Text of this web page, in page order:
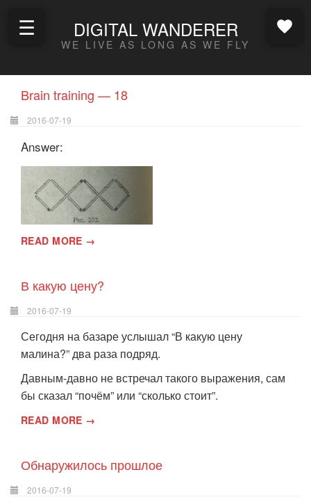
DIGITAL WANDERER
WE LIVE AS LONG AS WE FLY
☰
Brain training — 18
2016-07-19
Answer:
READ MORE →
В какую цену?
2016-07-19
Сегодня на базаре услышал “В какую цену
малина?” два раза подряд.
Давным-давно не встречал такого выражения, сам
бы сказал “почём” или “сколько стоит”.
READ MORE →
Обнаружилось прошлое
2016-07-19